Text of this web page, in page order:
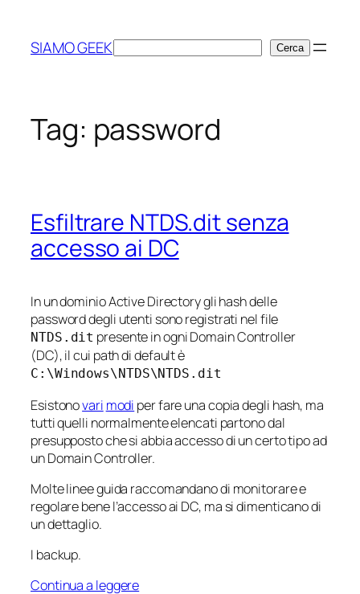
contenuto
SIAMO GEEKCerca Cerca
Tag: password
Esfiltrare NTDS.dit senza
accesso ai DC
In un dominio Active Directory gli hash delle
password degli utenti sono registrati nel file
NTDS.dit presente in ogni Domain Controller
(DC), il cui path di default è
C:\Windows\NTDS\NTDS.dit
Esistonovari modi per fare una copia degli hash, ma
tutti quelli normalmente elencati partono dal
presupposto che si abbia accesso di un certo tipo ad
un Domain Controller.
Molte linee guida raccomandano di monitorare e
regolare bene l’accesso ai DC, ma si dimenticano di
un dettaglio.
I backup.
Continua a leggere